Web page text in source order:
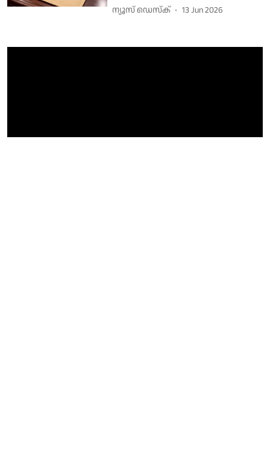
ന്യൂസ് ഡെസ്ക് 13 Jun 2026